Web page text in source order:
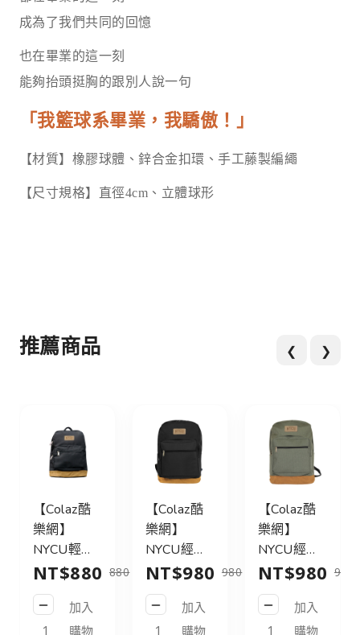
成為了我們共同的回憶
也在畢業的這一刻
能夠抬頭挺胸的跟別人說一句
「我籃球系畢業，我驕傲！」
【材質】橡膠球體、鋅合金扣環、手工藤製編繩
【尺寸規格】直徑4cm、立體球形
推薦商品 ❮ ❯
【Colaz酷
樂網】
NYCU輕旅
行後背包
21L_黑／
NYCU
Logo
NT$880 880
加入
購物
【Colaz酷
樂網】
NYCU經典
後背包31L
皮標款_黑
／NYCU
Logo
NT$980 980
加入
購物
【Colaz酷
樂網】
NYCU經典
後背包31L
皮標款_灰
綠／NYCU
Logo
NT$980 980
加入
購物